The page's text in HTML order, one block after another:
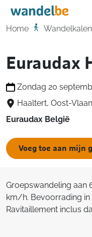
Home
Home
Euraudax
Zondag 20
Haaltert, Oost-
Euraudax België
Voeg toe aan mijn
Groepswandeling aan
km/h. Bevoorrading
Ravitaillement inclus